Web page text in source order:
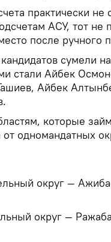
практически не
АСУ, тот не
после ручного
сумели
стали Айбек
Айбек
которые
одномандатных
округ —
округ —